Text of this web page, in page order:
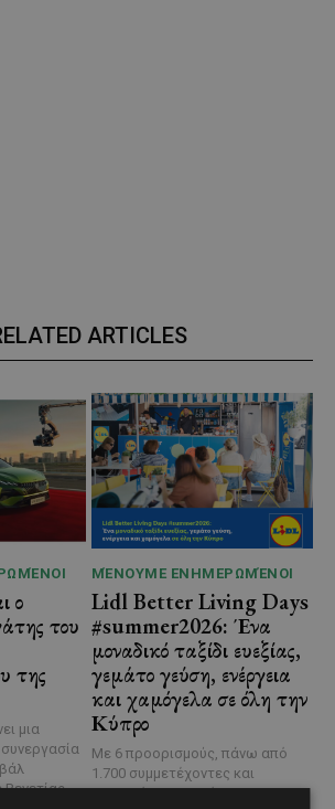
ARTICLES
ο
του
της
μια
συνεργασία
ΜΈΝΟΥΜΕ ΕΝΗΜΕΡΩΜΈΝΟΙ
Lidl Better Living Days
#summer2026: Ένα
μοναδικό ταξίδι ευεξίας,
γεμάτο γεύση, ενέργεια
και χαμόγελα σε όλη την
Κύπρο
Με 6 προορισμούς, πάνω από
1.700 συμμετέχοντες και
περισσότερες από 3.500